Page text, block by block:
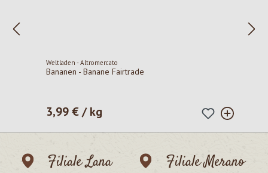
Weltladen - Altromercato
Bananen - Banane Fairtrade
Prezzo normale:
3,99 € / kg
Filiale Lana
Filiale Merano